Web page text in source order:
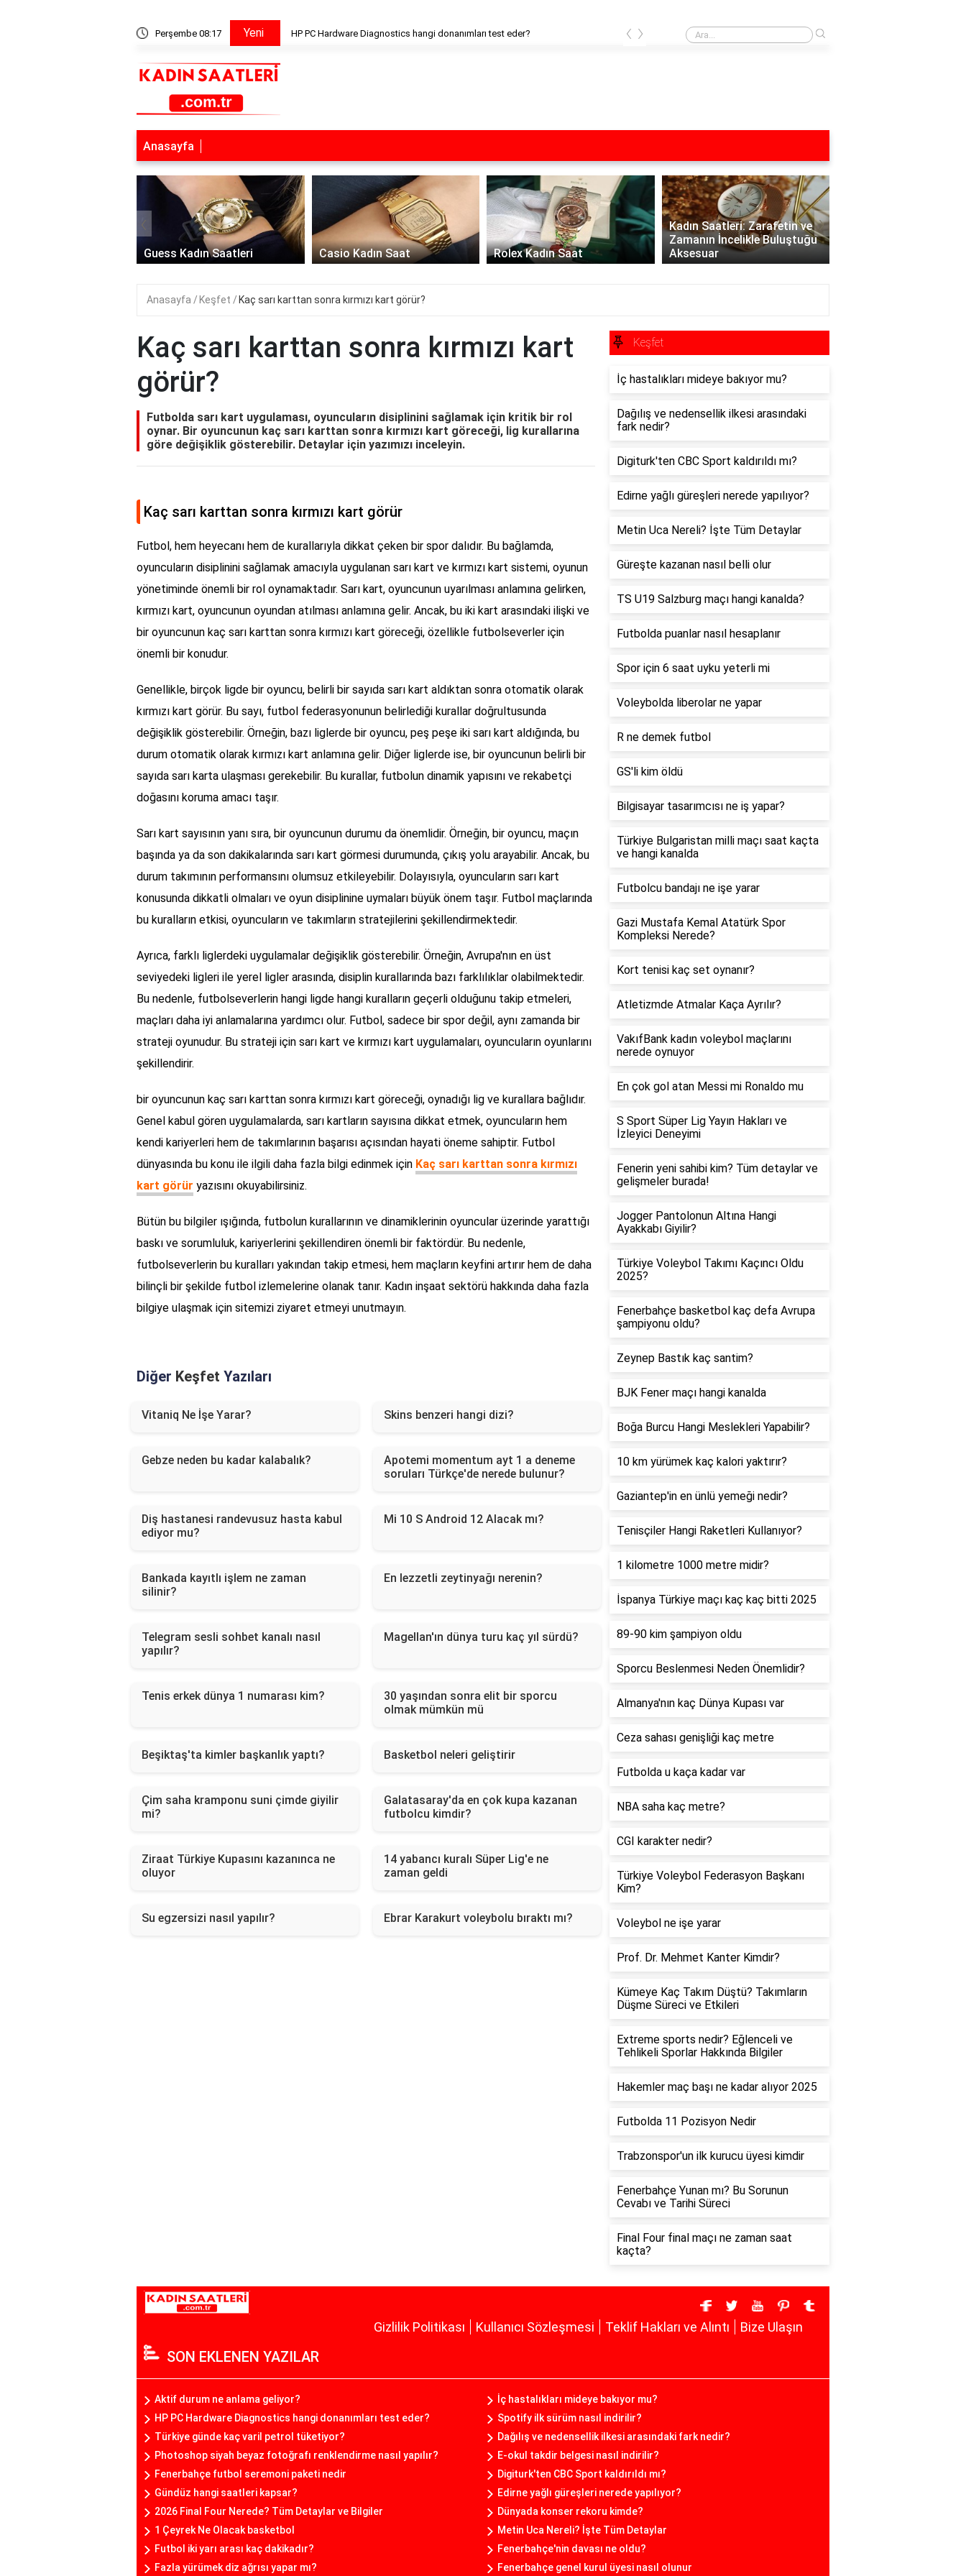
Perşembe 08:17 Yeni
hangi donanımları test eder? HP PC Hardware Diagnostics hangi donanımları test eder? HP PC Hardware Diagnostics hangi donanımları test eder?
‹ ›
Anasayfa
Guess Kadın Saatleri Casio Kadın Saat Rolex Kadın Saat
Kadın Saatleri: Zarafetin ve
Zamanın İncelikle Buluştuğu
Aksesuar
‹ ›
Anasayfa Keşfet Kaç sarı karttan sonra kırmızı kart görür?
Kaç sarı karttan sonra kırmızı kart
görür?
Futbolda sarı kart uygulaması, oyuncuların disiplinini sağlamak için kritik bir rol
oynar. Bir oyuncunun kaç sarı karttan sonra kırmızı kart göreceği, lig kurallarına
göre değişiklik gösterebilir. Detaylar için yazımızı inceleyin.
Kaç sarı karttan sonra kırmızı kart görür
Futbol, hem heyecanı hem de kurallarıyla dikkat çeken bir spor dalıdır. Bu bağlamda,
oyuncuların disiplinini sağlamak amacıyla uygulanan sarı kart ve kırmızı kart sistemi, oyunun
yönetiminde önemli bir rol oynamaktadır. Sarı kart, oyuncunun uyarılması anlamına gelirken,
kırmızı kart, oyuncunun oyundan atılması anlamına gelir. Ancak, bu iki kart arasındaki ilişki ve
bir oyuncunun kaç sarı karttan sonra kırmızı kart göreceği, özellikle futbolseverler için
önemli bir konudur.
Genellikle, birçok ligde bir oyuncu, belirli bir sayıda sarı kart aldıktan sonra otomatik olarak
kırmızı kart görür. Bu sayı, futbol federasyonunun belirlediği kurallar doğrultusunda
değişiklik gösterebilir. Örneğin, bazı liglerde bir oyuncu, peş peşe iki sarı kart aldığında, bu
durum otomatik olarak kırmızı kart anlamına gelir. Diğer liglerde ise, bir oyuncunun belirli bir
sayıda sarı karta ulaşması gerekebilir. Bu kurallar, futbolun dinamik yapısını ve rekabetçi
doğasını koruma amacı taşır.
Sarı kart sayısının yanı sıra, bir oyuncunun durumu da önemlidir. Örneğin, bir oyuncu, maçın
başında ya da son dakikalarında sarı kart görmesi durumunda, çıkış yolu arayabilir. Ancak, bu
durum takımının performansını olumsuz etkileyebilir. Dolayısıyla, oyuncuların sarı kart
konusunda dikkatli olmaları ve oyun disiplinine uymaları büyük önem taşır. Futbol maçlarında
bu kuralların etkisi, oyuncuların ve takımların stratejilerini şekillendirmektedir.
Ayrıca, farklı liglerdeki uygulamalar değişiklik gösterebilir. Örneğin, Avrupa'nın en üst
seviyedeki ligleri ile yerel ligler arasında, disiplin kurallarında bazı farklılıklar olabilmektedir.
Bu nedenle, futbolseverlerin hangi ligde hangi kuralların geçerli olduğunu takip etmeleri,
maçları daha iyi anlamalarına yardımcı olur. Futbol, sadece bir spor değil, aynı zamanda bir
strateji oyunudur. Bu strateji için sarı kart ve kırmızı kart uygulamaları, oyuncuların oyunlarını
şekillendirir.
bir oyuncunun kaç sarı karttan sonra kırmızı kart göreceği, oynadığı lig ve kurallara bağlıdır.
Genel kabul gören uygulamalarda, sarı kartların sayısına dikkat etmek, oyuncuların hem
kendi kariyerleri hem de takımlarının başarısı açısından hayati öneme sahiptir. Futbol
dünyasında bu konu ile ilgili daha fazla bilgi edinmek için Kaç sarı karttan sonra kırmızı
kart görür yazısını okuyabilirsiniz.
Bütün bu bilgiler ışığında, futbolun kurallarının ve dinamiklerinin oyuncular üzerinde yarattığı
baskı ve sorumluluk, kariyerlerini şekillendiren önemli bir faktördür. Bu nedenle,
futbolseverlerin bu kuralları yakından takip etmesi, hem maçların keyfini artırır hem de daha
bilinçli bir şekilde futbol izlemelerine olanak tanır. Kadın inşaat sektörü hakkında daha fazla
bilgiye ulaşmak için sitemizi ziyaret etmeyi unutmayın.
Diğer Keşfet Yazıları
Vitaniq Ne İşe Yarar? Skins benzeri hangi dizi?
Gebze neden bu kadar kalabalık?
Apotemi momentum ayt 1 a deneme
soruları Türkçe'de nerede bulunur?
Diş hastanesi randevusuz hasta kabul
ediyor mu?
Mi 10 S Android 12 Alacak mı?
Bankada kayıtlı işlem ne zaman
silinir?
En lezzetli zeytinyağı nerenin?
Telegram sesli sohbet kanalı nasıl
yapılır?
Magellan'ın dünya turu kaç yıl sürdü?
Tenis erkek dünya 1 numarası kim?
30 yaşından sonra elit bir sporcu
olmak mümkün mü
Beşiktaş'ta kimler başkanlık yaptı? Basketbol neleri geliştirir
Çim saha kramponu suni çimde giyilir
mi?
Galatasaray'da en çok kupa kazanan
futbolcu kimdir?
Ziraat Türkiye Kupasını kazanınca ne
oluyor
14 yabancı kuralı Süper Lig'e ne
zaman geldi
Su egzersizi nasıl yapılır? Ebrar Karakurt voleybolu bıraktı mı?
Keşfet
İç hastalıkları mideye bakıyor mu?
Dağılış ve nedensellik ilkesi arasındaki
fark nedir?
Digiturk'ten CBC Sport kaldırıldı mı?
Edirne yağlı güreşleri nerede yapılıyor?
Metin Uca Nereli? İşte Tüm Detaylar
Güreşte kazanan nasıl belli olur
TS U19 Salzburg maçı hangi kanalda?
Futbolda puanlar nasıl hesaplanır
Spor için 6 saat uyku yeterli mi
Voleybolda liberolar ne yapar
R ne demek futbol
GS'li kim öldü
Bilgisayar tasarımcısı ne iş yapar?
Türkiye Bulgaristan milli maçı saat kaçta
ve hangi kanalda
Futbolcu bandajı ne işe yarar
Gazi Mustafa Kemal Atatürk Spor
Kompleksi Nerede?
Kort tenisi kaç set oynanır?
Atletizmde Atmalar Kaça Ayrılır?
VakıfBank kadın voleybol maçlarını
nerede oynuyor
En çok gol atan Messi mi Ronaldo mu
S Sport Süper Lig Yayın Hakları ve
İzleyici Deneyimi
Fenerin yeni sahibi kim? Tüm detaylar ve
gelişmeler burada!
Jogger Pantolonun Altına Hangi
Ayakkabı Giyilir?
Türkiye Voleybol Takımı Kaçıncı Oldu
2025?
Fenerbahçe basketbol kaç defa Avrupa
şampiyonu oldu?
Zeynep Bastık kaç santim?
BJK Fener maçı hangi kanalda
Boğa Burcu Hangi Meslekleri Yapabilir?
10 km yürümek kaç kalori yaktırır?
Gaziantep'in en ünlü yemeği nedir?
Tenisçiler Hangi Raketleri Kullanıyor?
1 kilometre 1000 metre midir?
İspanya Türkiye maçı kaç kaç bitti 2025
89-90 kim şampiyon oldu
Sporcu Beslenmesi Neden Önemlidir?
Almanya'nın kaç Dünya Kupası var
Ceza sahası genişliği kaç metre
Futbolda u kaça kadar var
NBA saha kaç metre?
CGI karakter nedir?
Türkiye Voleybol Federasyon Başkanı
Kim?
Voleybol ne işe yarar
Prof. Dr. Mehmet Kanter Kimdir?
Kümeye Kaç Takım Düştü? Takımların
Düşme Süreci ve Etkileri
Extreme sports nedir? Eğlenceli ve
Tehlikeli Sporlar Hakkında Bilgiler
Hakemler maç başı ne kadar alıyor 2025
Futbolda 11 Pozisyon Nedir
Trabzonspor'un ilk kurucu üyesi kimdir
Fenerbahçe Yunan mı? Bu Sorunun
Cevabı ve Tarihi Süreci
Final Four final maçı ne zaman saat
kaçta?
Gizlilik Politikası Kullanıcı Sözleşmesi Teklif Hakları ve Alıntı Bize Ulaşın
SON EKLENEN YAZILAR
Aktif durum ne anlama geliyor?
İç hastalıkları mideye bakıyor mu?
HP PC Hardware Diagnostics hangi donanımları test eder?
Spotify ilk sürüm nasıl indirilir?
Türkiye günde kaç varil petrol tüketiyor?
Dağılış ve nedensellik ilkesi arasındaki fark nedir?
Photoshop siyah beyaz fotoğrafı renklendirme nasıl yapılır?
E-okul takdir belgesi nasıl indirilir?
Fenerbahçe futbol seremoni paketi nedir
Digiturk'ten CBC Sport kaldırıldı mı?
Gündüz hangi saatleri kapsar?
Edirne yağlı güreşleri nerede yapılıyor?
2026 Final Four Nerede? Tüm Detaylar ve Bilgiler
Dünyada konser rekoru kimde?
1 Çeyrek Ne Olacak basketbol
Metin Uca Nereli? İşte Tüm Detaylar
Futbol iki yarı arası kaç dakikadır?
Fenerbahçe'nin davası ne oldu?
Fazla yürümek diz ağrısı yapar mı?
Fenerbahçe genel kurul üyesi nasıl olunur